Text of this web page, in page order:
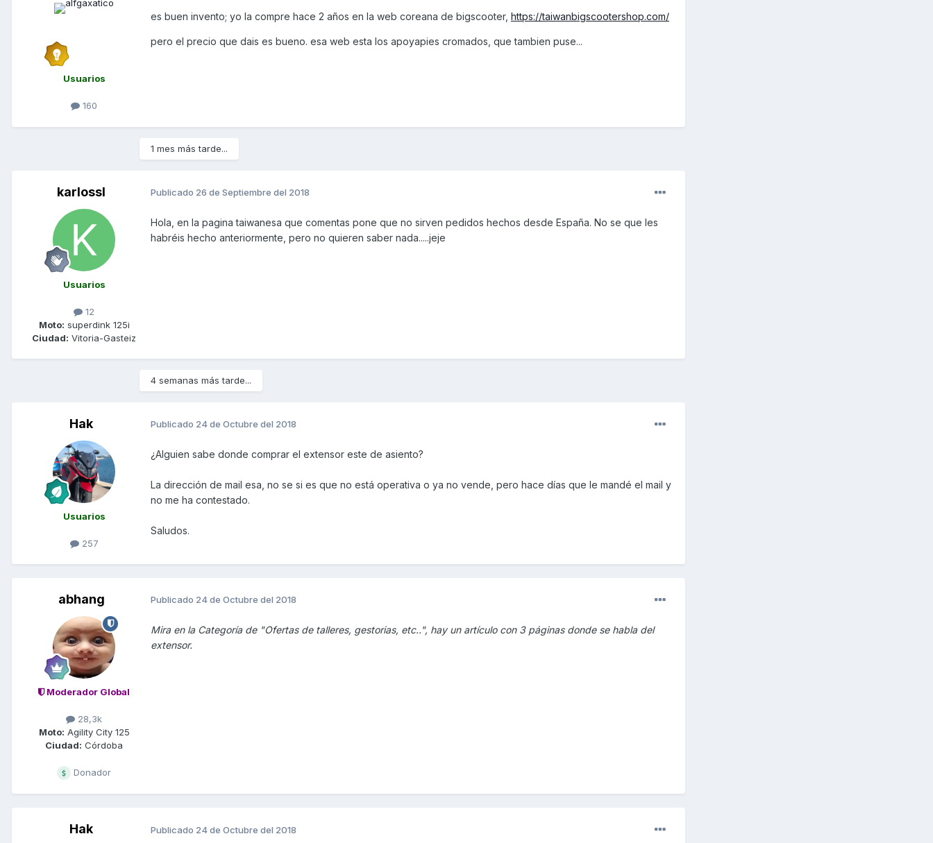
Usuarios
160
es buen invento; yo la compre hace 2 años en la web coreana de bigscooter, https://taiwanbigscootershop.com/
pero el precio que dais es bueno. esa web esta los apoyapies cromados, que tambien puse...
1 mes más tarde...
karlossl
Usuarios
12
Moto: superdink 125i
Ciudad: Vitoria-Gasteiz
Publicado 26 de Septiembre del 2018
Hola, en la pagina taiwanesa que comentas pone que no sirven pedidos hechos desde España. No se que les
habréis hecho anteriormente, pero no quieren saber nada.....jeje
4 semanas más tarde...
Hak
Usuarios
257
Publicado 24 de Octubre del 2018
¿Alguien sabe donde comprar el extensor este de asiento?
La dirección de mail esa, no se si es que no está operativa o ya no vende, pero hace días que le mandé el mail y
no me ha contestado.
Saludos.
abhang
Moderador Global
28,3k
Moto: Agility City 125
Ciudad: Córdoba
Donador
Publicado 24 de Octubre del 2018
Mira en la Categoría de "Ofertas de talleres, gestorias, etc..", hay un artículo con 3 páginas donde se habla del
extensor.
Hak Publicado 24 de Octubre del 2018